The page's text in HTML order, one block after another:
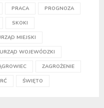
PRACA PROGNOZA
SKOKI
MIEJSKI
WOJEWÓDZKI
ZAGROŻENIE
ŚWIĘTO